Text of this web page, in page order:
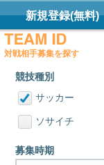
新規登録(無料)
対戦相手募集を探す
競技種別
サッカー
ソサイチ
募集時期